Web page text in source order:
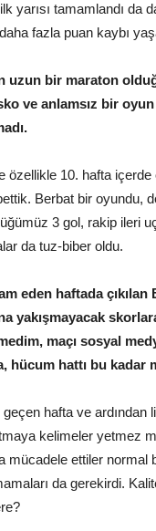
ilk yarısı tamamlandı
fazla puan kaybı
uzun bir maraton
ve anlamsız bir
özellikle 10. hafta
Berbat bir oyundu,
3 gol, rakip ileri
da tuz-biber oldu.
eden haftada
yakışmayacak
maçı sosyal
hücum hattı bu kadar
geçen hafta ve ardından
kelimeler yetmez
mücadele ettiler normal
da gerekirdi.